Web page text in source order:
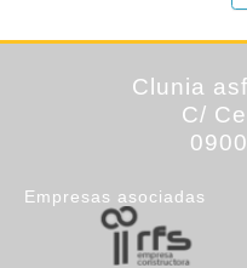
Clunia
C/
Empresas asociadas